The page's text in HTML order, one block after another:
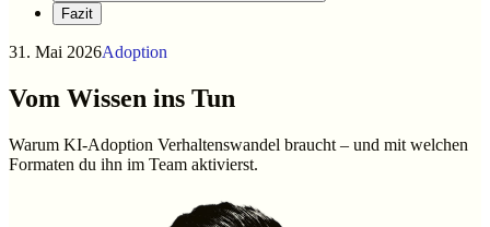
Fazit
31. Mai 2026Adoption
Vom Wissen ins Tun
Warum KI-Adoption Verhaltenswandel braucht – und mit welchen
Formaten du ihn im Team aktivierst.